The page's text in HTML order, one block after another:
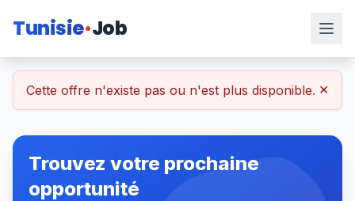
Tunisie Job
Cette offre n'existe pas ou n'est plus disponible. ×
Trouvez votre prochaine
opportunité